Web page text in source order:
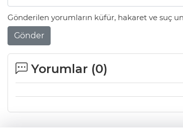
Gönderilen yorumların küfür, hakaret ve suç
Gönder
Yorumlar (0)